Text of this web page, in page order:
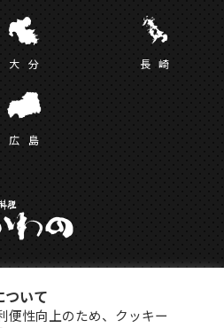
大 分 長崎
広 島
ついて
便性向上のため、クッキー